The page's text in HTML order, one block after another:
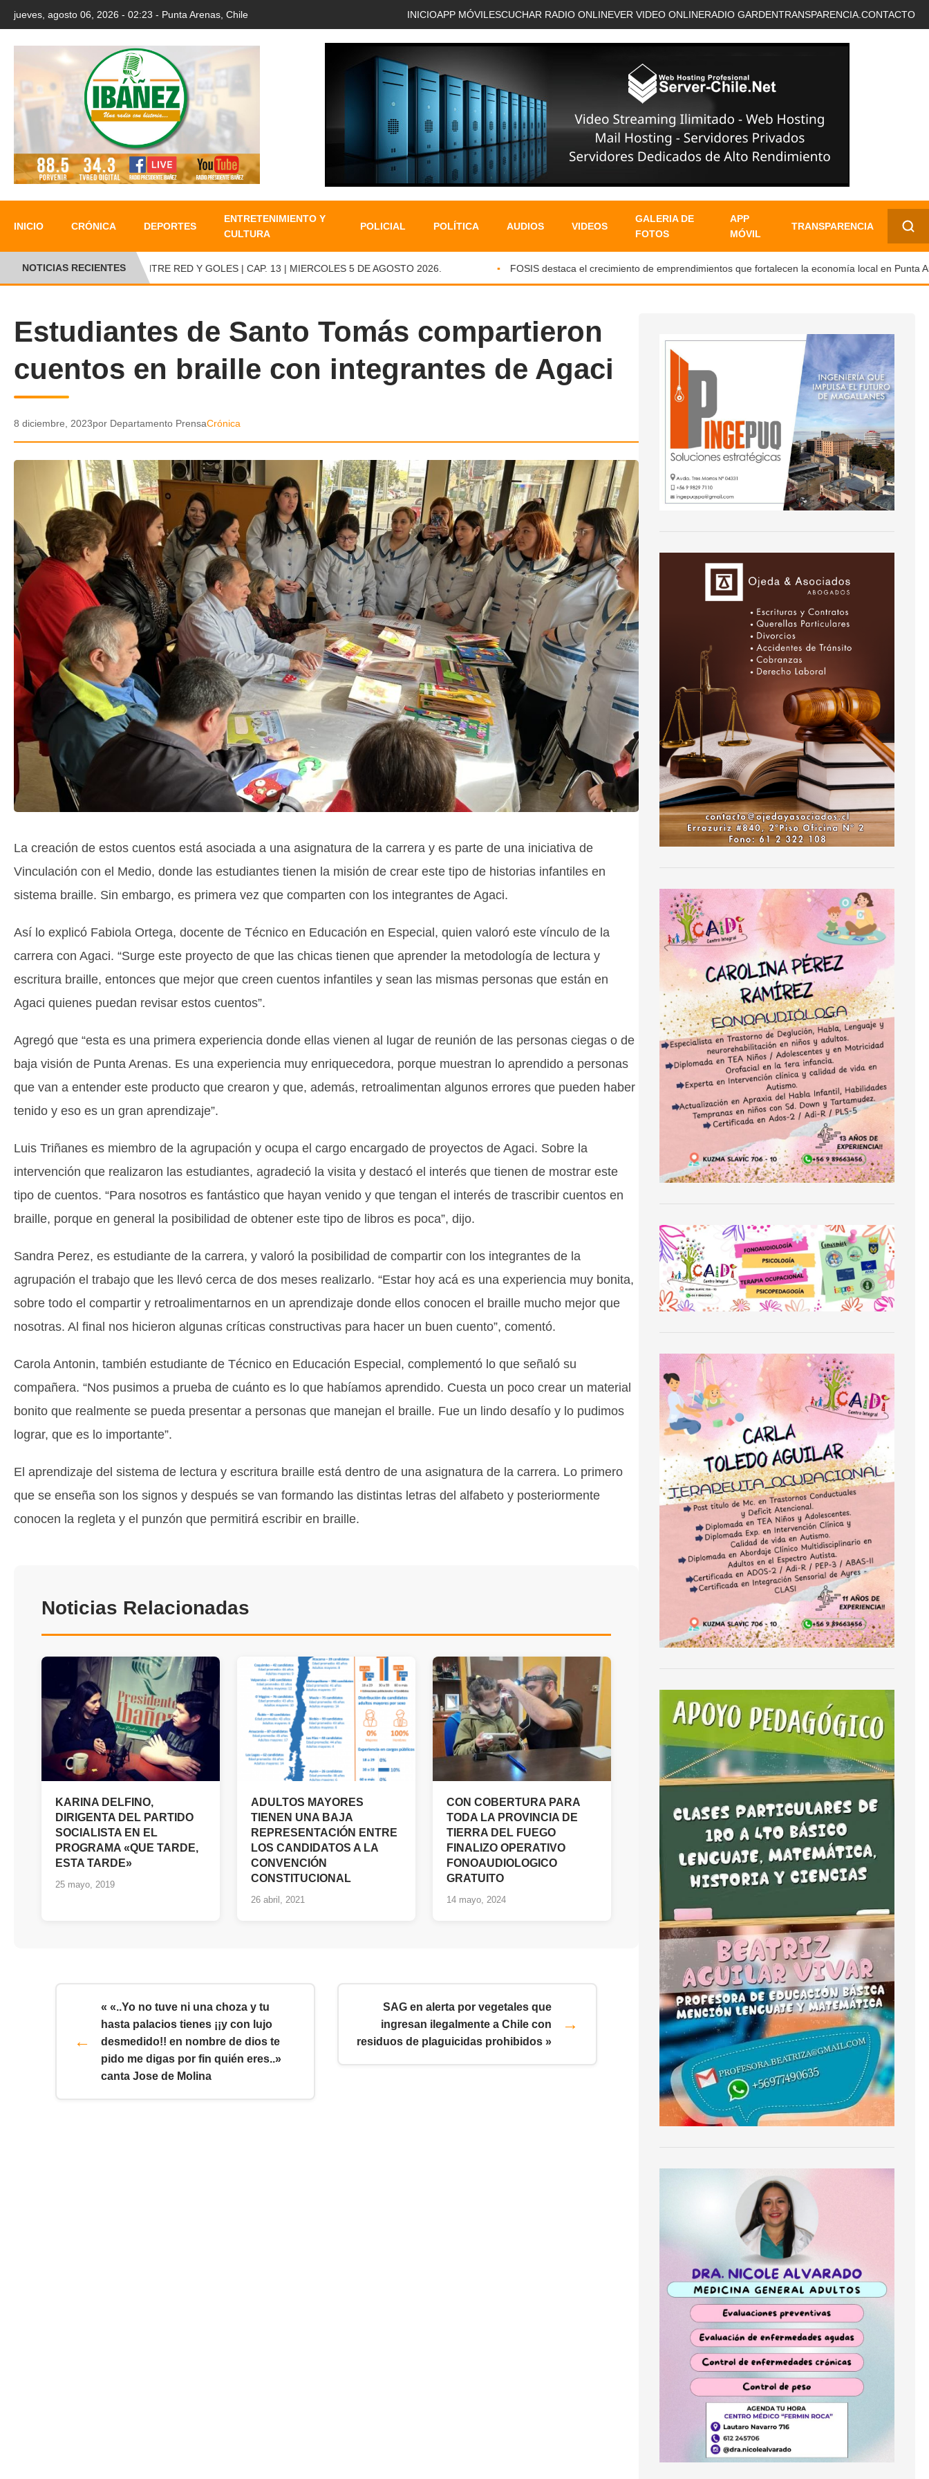
jueves, agosto 06, 2026 - 02:23 - Punta Arenas, Chile INICIOAPP MÓVIL ESCUCHAR RADIO ONLINEVER VIDEO ONLINERADIO GARDENTRANSPARENCIA. CONTACTO
INICIO CRÓNICA DEPORTES
ENTRETENIMIENTO Y
CULTURA
POLICIAL POLÍTICA AUDIOS VIDEOS
GALERIA DE
FOTOS
APP
MÓVIL
TRANSPARENCIA
✕
NOTICIAS RECIENTESENTRE RED Y GOLES | CAP. 13 | MIERCOLES 5 DE AGOSTO 2026. FOSIS destaca el crecimiento de emprendimientos que fortalecen la economía local en Punta
Estudiantes de Santo Tomás compartieron
cuentos en braille con integrantes de Agaci
8 diciembre, 2023por Departamento PrensaCrónica
La creación de estos cuentos está asociada a una asignatura de la carrera y es parte de una iniciativa de
Vinculación con el Medio, donde las estudiantes tienen la misión de crear este tipo de historias infantiles en
sistema braille. Sin embargo, es primera vez que comparten con los integrantes de Agaci.
Así lo explicó Fabiola Ortega, docente de Técnico en Educación en Especial, quien valoró este vínculo de la
carrera con Agaci. “Surge este proyecto de que las chicas tienen que aprender la metodología de lectura y
escritura braille, entonces que mejor que creen cuentos infantiles y sean las mismas personas que están en
Agaci quienes puedan revisar estos cuentos”.
Agregó que “esta es una primera experiencia donde ellas vienen al lugar de reunión de las personas ciegas o de
baja visión de Punta Arenas. Es una experiencia muy enriquecedora, porque muestran lo aprendido a personas
que van a entender este producto que crearon y que, además, retroalimentan algunos errores que pueden haber
tenido y eso es un gran aprendizaje”.
Luis Triñanes es miembro de la agrupación y ocupa el cargo encargado de proyectos de Agaci. Sobre la
intervención que realizaron las estudiantes, agradeció la visita y destacó el interés que tienen de mostrar este
tipo de cuentos. “Para nosotros es fantástico que hayan venido y que tengan el interés de trascribir cuentos en
braille, porque en general la posibilidad de obtener este tipo de libros es poca”, dijo.
Sandra Perez, es estudiante de la carrera, y valoró la posibilidad de compartir con los integrantes de la
agrupación el trabajo que les llevó cerca de dos meses realizarlo. “Estar hoy acá es una experiencia muy bonita,
sobre todo el compartir y retroalimentarnos en un aprendizaje donde ellos conocen el braille mucho mejor que
nosotras. Al final nos hicieron algunas críticas constructivas para hacer un buen cuento”, comentó.
Carola Antonin, también estudiante de Técnico en Educación Especial, complementó lo que señaló su
compañera. “Nos pusimos a prueba de cuánto es lo que habíamos aprendido. Cuesta un poco crear un material
bonito que realmente se pueda presentar a personas que manejan el braille. Fue un lindo desafío y lo pudimos
lograr, que es lo importante”.
El aprendizaje del sistema de lectura y escritura braille está dentro de una asignatura de la carrera. Lo primero
que se enseña son los signos y después se van formando las distintas letras del alfabeto y posteriormente
conocen la regleta y el punzón que permitirá escribir en braille.
Noticias Relacionadas
KARINA DELFINO,
DIRIGENTA DEL PARTIDO
SOCIALISTA EN EL
PROGRAMA «QUE TARDE,
ESTA TARDE»
25 mayo, 2019
ADULTOS MAYORES
TIENEN UNA BAJA
REPRESENTACIÓN ENTRE
LOS CANDIDATOS A LA
CONVENCIÓN
CONSTITUCIONAL
26 abril, 2021
CON COBERTURA PARA
TODA LA PROVINCIA DE
TIERRA DEL FUEGO
FINALIZO OPERATIVO
FONOAUDIOLOGICO
GRATUITO
14 mayo, 2024
« «..Yo no tuve ni una choza y tu
hasta palacios tienes ¡¡y con lujo
desmedido!! en nombre de dios te
pido me digas por fin quién eres..»
canta Jose de Molina
SAG en alerta por vegetales que
ingresan ilegalmente a Chile con
residuos de plaguicidas prohibidos »